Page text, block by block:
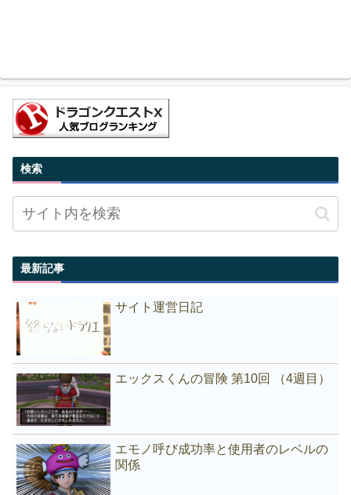
検索
最新記事
サイト運営日記
エックスくんの冒険 第10回 （4週目）
エモノ呼び成功率と使用者のレベルの
関係